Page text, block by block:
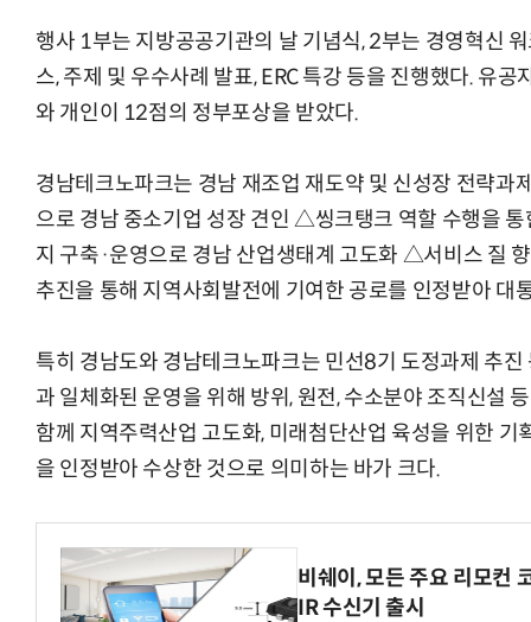
행사 1부는 지방공공기관의 날 기념식, 2부는 경영혁신
스, 주제 및 우수사례 발표, ERC 특강 등을 진행했다. 유
와 개인이 12점의 정부포상을 받았다.
경남테크노파크는 경남 재조업 재도약 및 신성장 전략
으로 경남 중소기업 성장 견인 △씽크탱크 역할 수행을
지 구축·운영으로 경남 산업생태계 고도화 △서비스 질
추진을 통해 지역사회발전에 기여한 공로를 인정받아 대
특히 경남도와 경남테크노파크는 민선8기 도정과제 추
과 일체화된 운영을 위해 방위, 원전, 수소분야 조직신설
함께 지역주력산업 고도화, 미래첨단산업 육성을 위한 기
을 인정받아 수상한 것으로 의미하는 바가 크다.
비쉐이, 모든 주요 리모컨
IR 수신기 출시